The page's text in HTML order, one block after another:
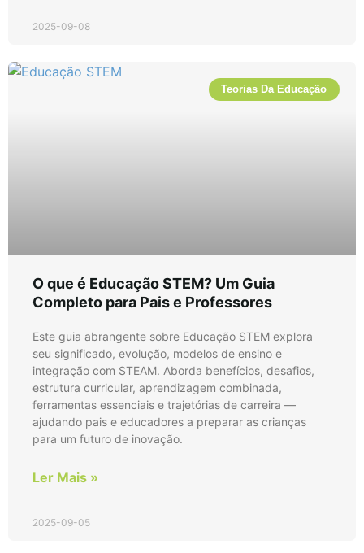
2025-09-08
Teorias Da Educação
O que é Educação STEM? Um Guia
Completo para Pais e Professores
Este guia abrangente sobre Educação STEM explora
seu significado, evolução, modelos de ensino e
integração com STEAM. Aborda benefícios, desafios,
estrutura curricular, aprendizagem combinada,
ferramentas essenciais e trajetórias de carreira —
ajudando pais e educadores a preparar as crianças
para um futuro de inovação.
Ler Mais »
2025-09-05